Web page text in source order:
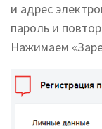
и адрес
пароль и
Нажимаем